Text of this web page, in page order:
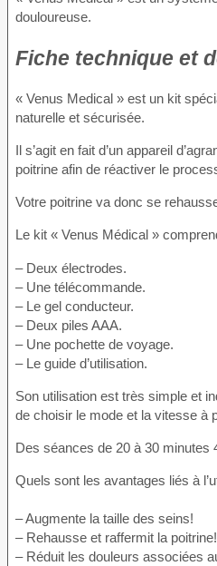
douloureuse.
Fiche technique et
« Venus Medical » est un kit
naturelle et sécurisée.
Il s’agit en fait d’un appareil
poitrine afin de réactiver le
Votre poitrine va donc se
Le kit « Venus Médical »
– Deux électrodes.
– Une télécommande.
– Le gel conducteur.
– Deux piles AAA.
– Une pochette de voyage.
– Le guide d’utilisation.
Son utilisation est très simple et
de choisir le mode et la vitesse à
Des séances de 20 à 30 minutes
Quels sont les avantages liés à
– Augmente la taille des seins!
– Rehausse et raffermit la poitrine!
– Réduit les douleurs associées